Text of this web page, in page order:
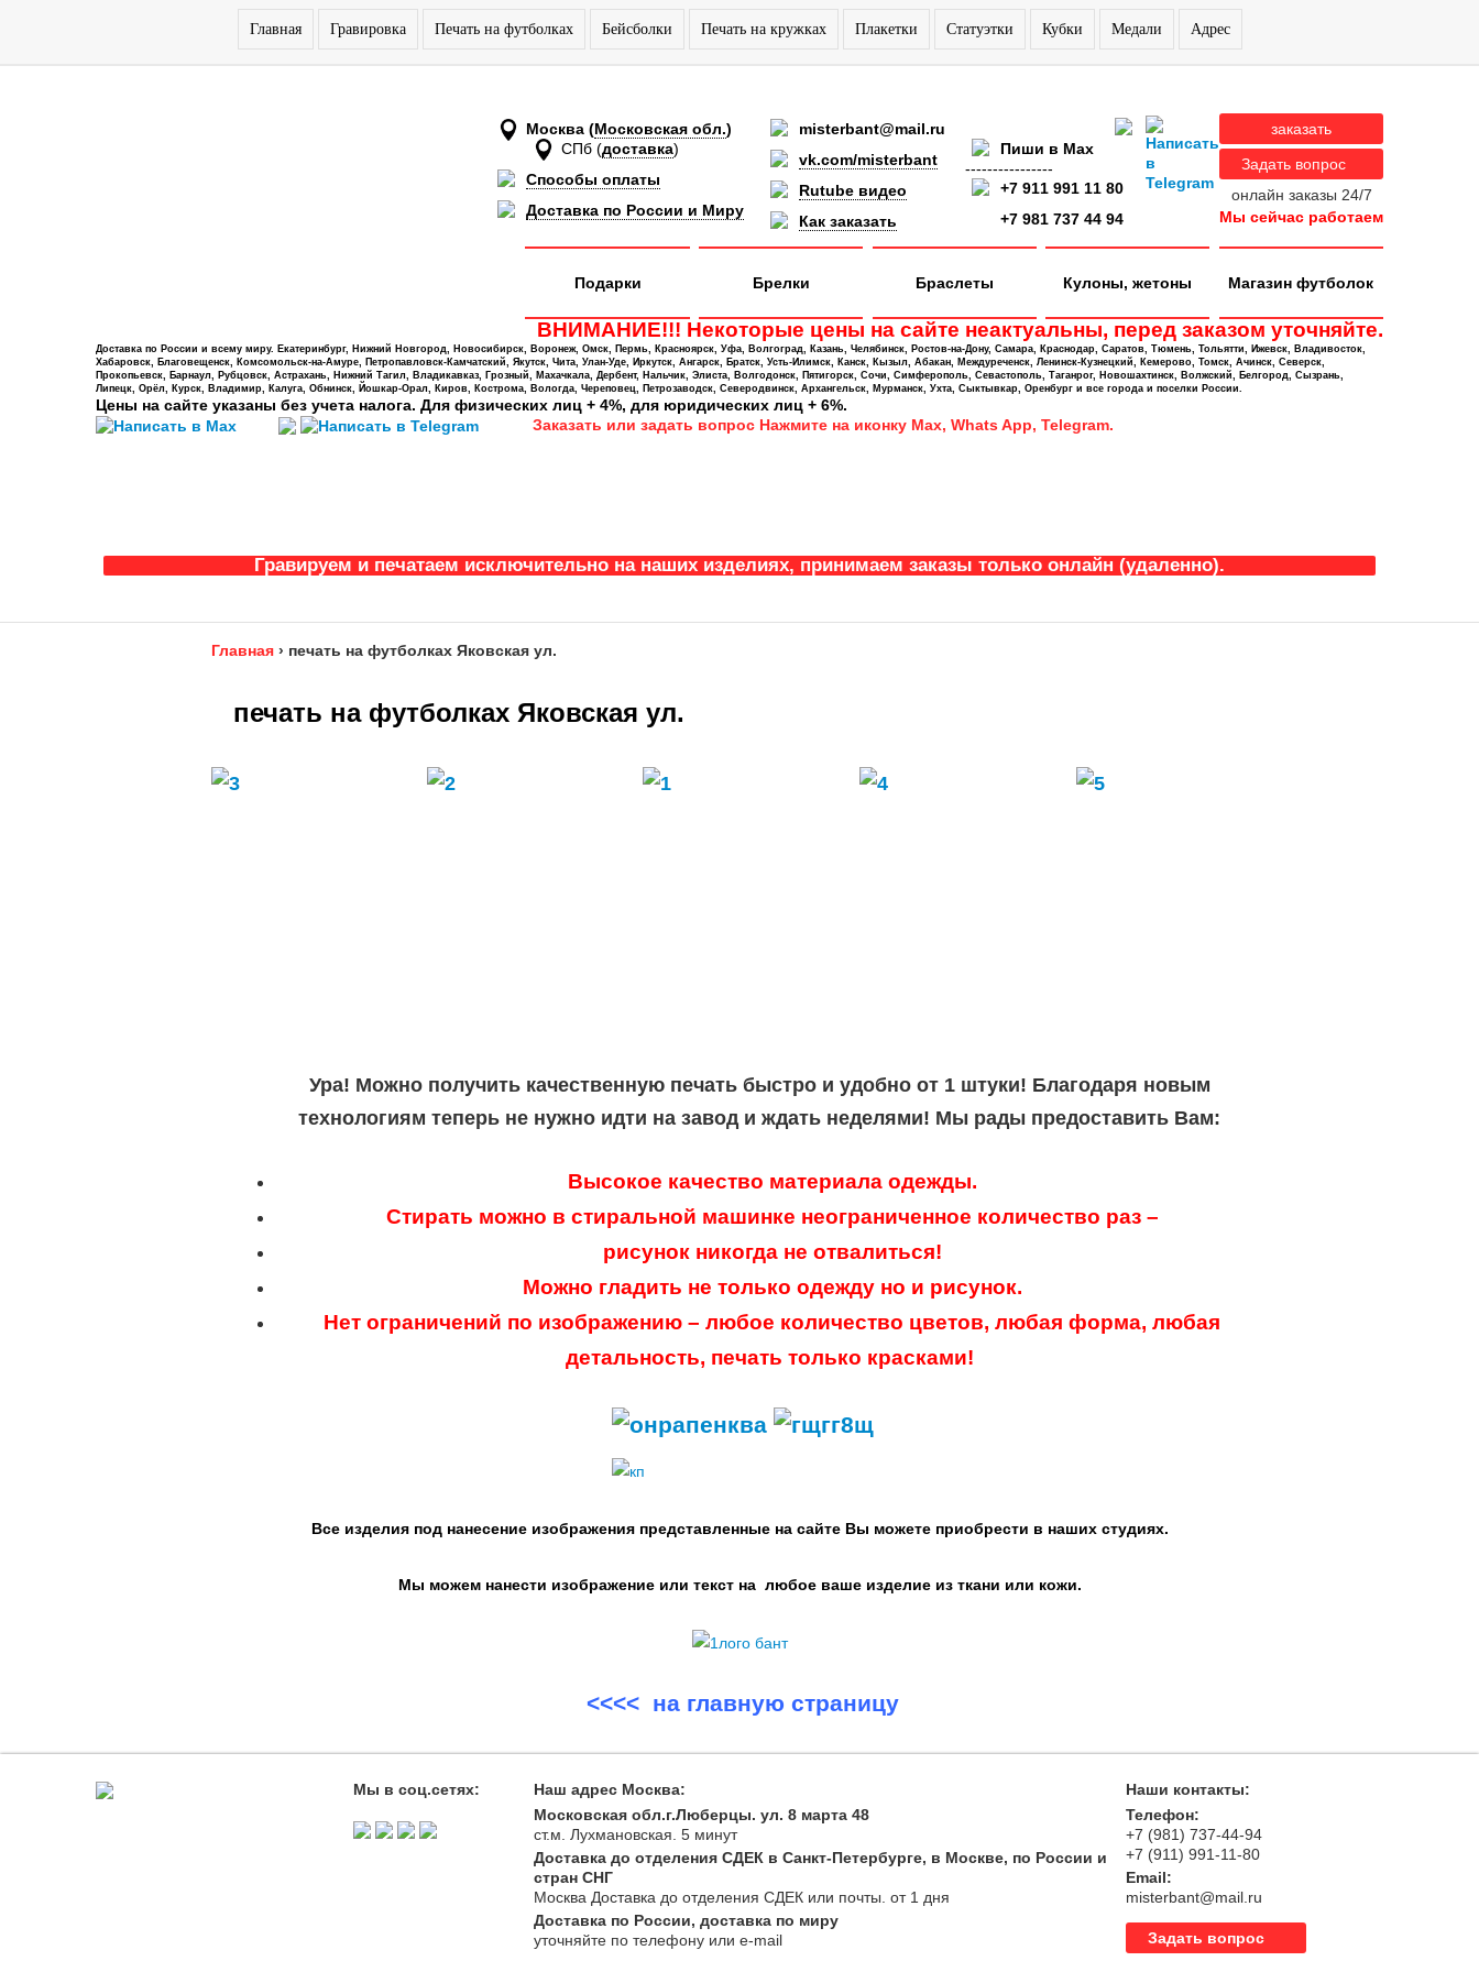
Главная Гравировка Печать на футболках Бейсболки Печать на кружках Плакетки Статуэтки Кубки Медали Адрес
Москва (Московская обл.)
СПб (доставка)
Способы оплаты
Доставка по России и Миру
misterbant@mail.ru
vk.com/misterbant
Rutube видео
Как заказать
Пиши в Max
----------------
+7 911 991 11 80
+7 981 737 44 94
заказать
Задать вопрос
онлайн заказы 24/7
Мы сейчас работаем
Магазин футболок
Кулоны, жетоны
Браслеты
Брелки
Подарки
ВНИМАНИЕ!!! Некоторые цены на сайте неактуальны, перед заказом уточняйте.
Доставка по России и всему миру. Екатеринбург, Нижний Новгород, Новосибирск, Воронеж, Омск, Пермь, Красноярск, Уфа, Волгоград, Казань, Челябинск, Ростов-на-Дону, Самара, Краснодар, Саратов, Тюмень, Тольятти, Ижевск, Владивосток,
Хабаровск, Благовещенск, Комсомольск-на-Амуре, Петропавловск-Камчатский, Якутск, Чита, Улан-Уде, Иркутск, Ангарск, Братск, Усть-Илимск, Канск, Кызыл, Абакан, Междуреченск, Ленинск-Кузнецкий, Кемерово, Томск, Ачинск, Северск,
Прокопьевск, Барнаул, Рубцовск, Астрахань, Нижний Тагил, Владикавказ, Грозный, Махачкала, Дербент, Нальчик, Элиста, Волгодонск, Пятигорск, Сочи, Симферополь, Севастополь, Таганрог, Новошахтинск, Волжский, Белгород, Сызрань,
Липецк, Орёл, Курск, Владимир, Калуга, Обнинск, Йошкар-Орал, Киров, Кострома, Вологда, Череповец, Петрозаводск, Северодвинск, Архангельск, Мурманск, Ухта, Сыктывкар, Оренбург и все города и поселки России.
Цены на сайте указаны без учета налога. Для физических лиц + 4%, для юридических лиц + 6%.
Заказать или задать вопрос Нажмите на иконку Max, Whats App, Telegram.
Гравируем и печатаем исключительно на наших изделиях, принимаем заказы только онлайн (удаленно).
Главная › печать на футболках Яковская ул.
печать на футболках Яковская ул.
Ура! Можно получить качественную печать быстро и удобно от 1 штуки! Благодаря новым
технологиям теперь не нужно идти на завод и ждать неделями! Мы рады предоставить Вам:
Высокое качество материала одежды.
Стирать можно в стиральной машинке неограниченное количество раз –
рисунок никогда не отвалиться!
Можно гладить не только одежду но и рисунок.
Нет ограничений по изображению – любое количество цветов, любая форма, любая
детальность, печать только красками!
Все изделия под нанесение изображения представленные на сайте Вы можете приобрести в наших студиях.
Мы можем нанести изображение или текст на любое ваше изделие из ткани или кожи.
<<<< на главную страницу
Мы в соц.сетях:
Наш адрес Москва:
Московская обл.г.Люберцы. ул. 8 марта 48
ст.м. Лухмановская. 5 минут
Доставка до отделения СДЕК в Санкт-Петербурге, в Москве, по России и
стран СНГ
Москва Доставка до отделения СДЕК или почты . от 1 дня
Доставка по России, доставка по миру
уточняйтепо телефонуили e-mail
Наши контакты:
Телефон:
+7 (981) 737-44-94
+7 (911) 991-11-80
Email:
misterbant@mail.ru
Задать вопрос